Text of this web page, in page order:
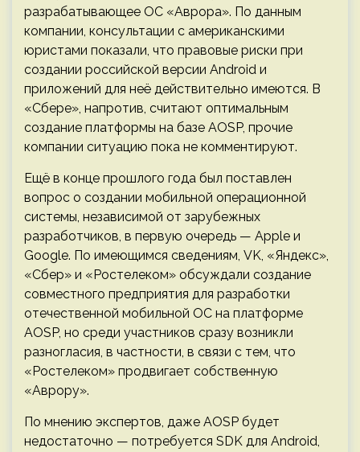
разрабатывающее ОС «Аврора». По данным
компании, консультации с американскими
юристами показали, что правовые риски при
создании российской версии Android и
приложений для неё действительно имеются. В
«Сбере», напротив, считают оптимальным
создание платформы на базе AOSP, прочие
компании ситуацию пока не комментируют.
Ещё в конце прошлого года был поставлен
вопрос о создании мобильной операционной
системы, независимой от зарубежных
разработчиков, в первую очередь — Apple и
Google. По имеющимся сведениям, VK, «Яндекс»,
«Сбер» и «Ростелеком» обсуждали создание
совместного предприятия для разработки
отечественной мобильной ОС на платформе
AOSP, но среди участников сразу возникли
разногласия, в частности, в связи с тем, что
«Ростелеком» продвигает собственную
«Аврору».
По мнению экспертов, даже AOSP будет
недостаточно — потребуется SDK для Android,